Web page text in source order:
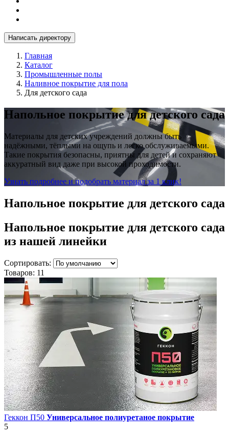
Написать директору
Главная
Каталог
Промышленные полы
Наливное покрытие для пола
Для детского сада
Напольное покрытие для детского сада
Материалы для детских учреждений должны быть
надёжными, тёплыми на ощупь и легко обслуживаемыми.
Такие покрытия безопасны, приятны для детей и сохраняют
аккуратный вид даже при высокой проходимости.
Узнать подробнее и подобрать материал за 1 клик!
Напольное покрытие для детского сада
Напольное покрытие для детского сада
из нашей линейки
Сортировать:
Товаров: 11
Геккон П50 Универсальное полиуретаное покрытие
5